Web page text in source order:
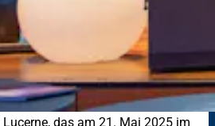
das am 21. Mai 2025 im